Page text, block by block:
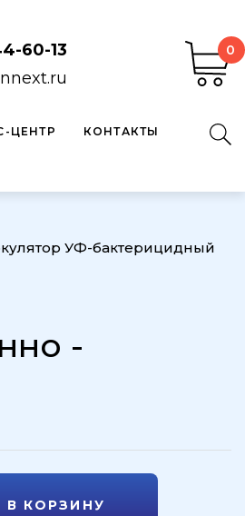
60-13
0
ЦЕНТР КОНТАКТЫ
УФ-бактерицидный
-
В КОРЗИНУ